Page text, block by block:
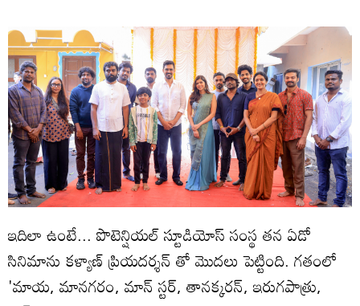
ఇదిలా ఉంటే... పొటెన్షియల్ స్టూడియోస్ సంస్థ తన ఏడో
సినిమాను కళ్యాణ్ ప్రియదర్శన్ తో మొదలు పెట్టింది. గతంలో
'మాయ, మానగరం, మాన్ స్టర్, తానక్కరన్, ఇరుగపాత్రు,